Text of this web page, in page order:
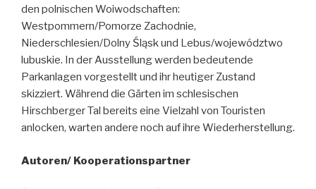
den polnischen Woiwodschaften:
Westpommern/Pomorze Zachodnie,
Niederschlesien/Dolny Śląsk und Lebus/województwo
lubuskie. In der Ausstellung werden bedeutende
Parkanlagen vorgestellt und ihr heutiger Zustand
skizziert. Während die Gärten im schlesischen
Hirschberger Tal bereits eine Vielzahl von Touristen
anlocken, warten andere noch auf ihre Wiederherstellung.
Autoren/ Kooperationspartner